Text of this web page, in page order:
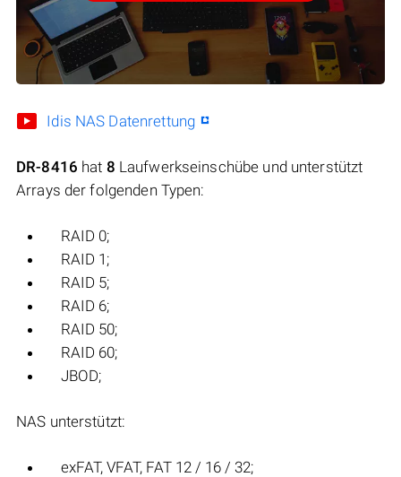
Idis NAS Datenrettung
DR-8416 hat 8 Laufwerkseinschübe und unterstützt
Arrays der folgenden Typen:
RAID 0;
RAID 1;
RAID 5;
RAID 6;
RAID 50;
RAID 60;
JBOD;
NAS unterstützt:
exFAT, VFAT, FAT 12 / 16 / 32;